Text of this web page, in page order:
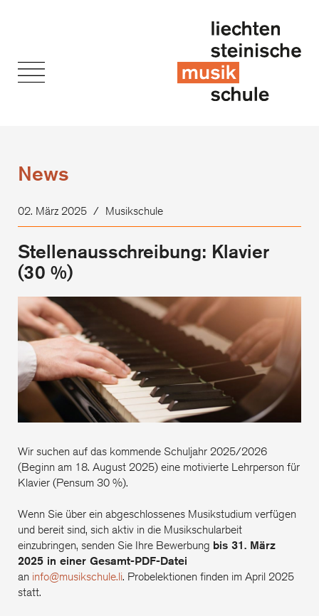
News
02. März 2025 / Musikschule
Stellenausschreibung: Klavier
(30 %)
Wir suchen auf das kommende Schuljahr 2025/2026
(Beginn am 18. August 2025) eine motivierte Lehrperson für
Klavier (Pensum 30 %).
Wenn Sie über ein abgeschlossenes Musikstudium verfügen
und bereit sind, sich aktiv in die Musikschularbeit
einzubringen, senden Sie Ihre Bewerbung bis 31. März
2025 in einer Gesamt-PDF-Datei
an info@musikschule.li. Probelektionen finden im April 2025
statt.